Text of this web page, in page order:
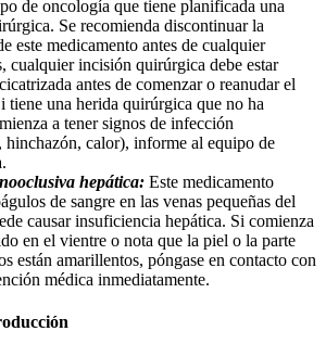
de oncología que tiene planificada una
Se recomienda discontinuar la
este medicamento antes de cualquier
cualquier incisión quirúrgica debe estar
antes de comenzar o reanudar el
tiene una herida quirúrgica que no ha
a tener signos de infección
hinchazón, calor), informe al equipo de
hepática: Este medicamento
de sangre en las venas pequeñas del
causar insuficiencia hepática. Si comienza
en el vientre o nota que la piel o la parte
están amarillentos, póngase en contacto con
médica inmediatamente.